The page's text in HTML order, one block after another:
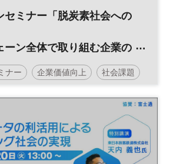
セミナー「脱炭素社会への
ーン全体で取り組む企業の
ナー 企業価値向上 社会課題
企業価値 脱炭素
ル サステナブル 投資 ESG
ESG投資 参加無料